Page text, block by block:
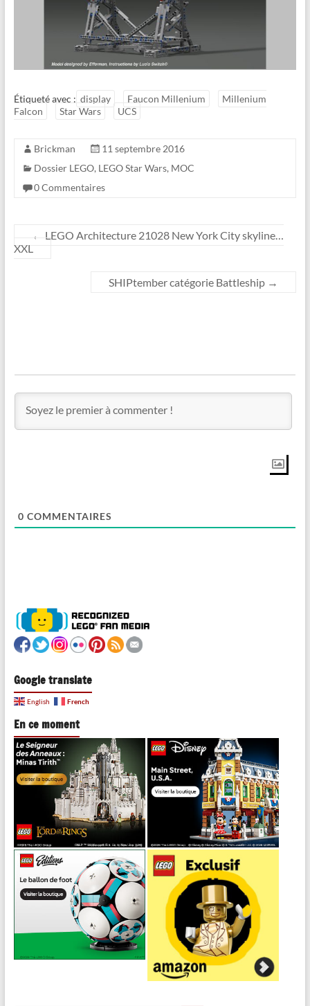
Étiqueté avec : display Faucon Millenium
Millenium
Falcon
Star Wars UCS
Brickman
11 septembre 2016
Dossier LEGO, LEGO Star Wars, MOC
0 Commentaires
←
LEGO Architecture 21028 New York City skyline…
XXL
SHIPtember catégorie Battleship →
0 COMMENTAIRES
Google translate
English French
En ce moment